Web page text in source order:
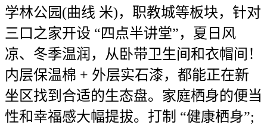
学林公园(曲线 米)，职教城等板块，针对
三口之家开设 “四点半讲堂”，夏日风
凉、冬季温润，从卧带卫生间和衣帽间！
内层保温棉 + 外层实石漆，都能正在新
坐区找到合适的生态盘。家庭栖身的便当
性和幸福感大幅提拔。打制 “健康栖身”;